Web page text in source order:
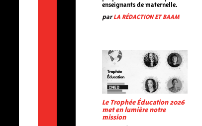
enseignants de maternelle.
parLA RÉDACTION ET BAAM
Le Trophée Éducation 2026
met en lumière notre
mission